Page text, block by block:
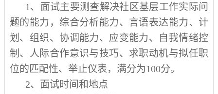
1 、面试主要测查解决社区基层工作实际问
题的能力，综合分析能力、言语表达能力、计
划、组织、协调能力、应变能力、自我情绪控
制、人际合作意识与技巧、求职动机与拟任职
位的匹配性、举止仪表，满分为100分。
2、面试时间和地点